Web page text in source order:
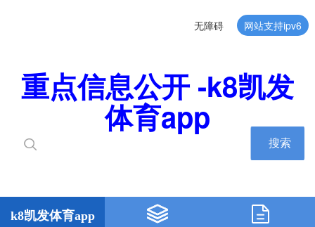
无障碍 网站支持ipv6
重点信息公开 -k8凯发
体育app
搜索
k8凯发体育app